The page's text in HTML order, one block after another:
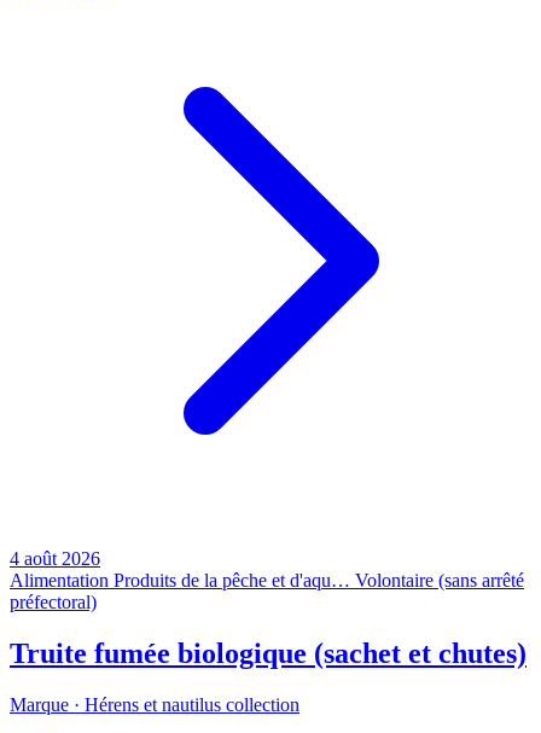
4 août 2026
Alimentation Produits de la pêche et d'aqu… Volontaire (sans arrêté
préfectoral)
Truite fumée biologique (sachet et chutes)
Marque · Hérens et nautilus collection